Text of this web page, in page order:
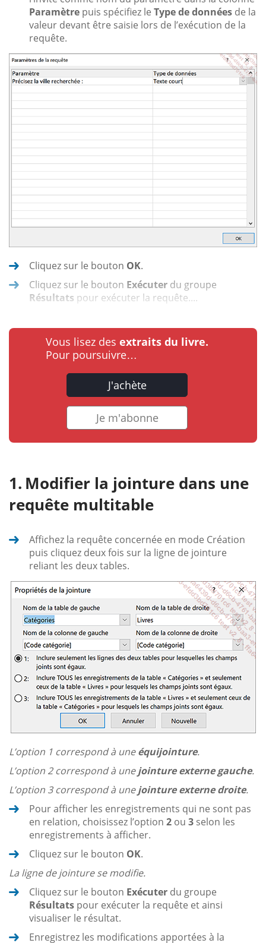
Paramètre puis spécifiez le Type de données de la
valeur devant être saisie lors de l’exécution de la
requête.
Cliquez sur le bouton OK.
Cliquez sur le bouton Exécuter du groupe
Résultats pour exécuter la requête....
Vous lisez des extraits du livre.
Pour poursuivre…
J'achète
Je m'abonne
Modifier la jointure dans une
requête multitable
Affichez la requête concernée en mode Création
puis cliquez deux fois sur la ligne de jointure
reliant les deux tables.
L’option 1 correspond à uneéquijointure.
L’option 2 correspond à unejointure externe gauche.
L’option 3 correspond à unejointure externe droite.
Pour afficher les enregistrements qui ne sont pas
en relation, choisissez l’option 2 ou 3 selon les
enregistrements à afficher.
Cliquez sur le bouton OK.
La ligne de jointure se modifie.
Cliquez sur le bouton Exécuter du groupe
Résultats pour exécuter la requête et ainsi
visualiser le résultat.
Enregistrez les modifications apportées à la